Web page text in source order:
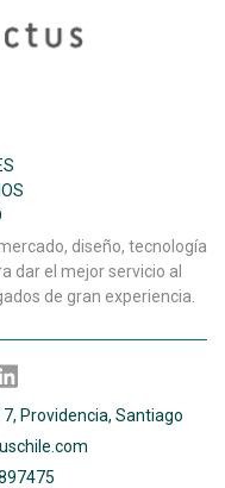
diseño, tecnología
dar el mejor servicio al
de gran experiencia.
Providencia, Santiago